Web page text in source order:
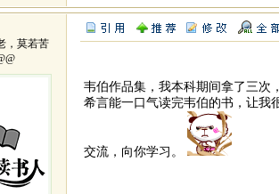
，莫若苦
韦伯作品集，我本科期间拿了三次
希言能一口气读完韦伯的书，让我
交流，向你学习。